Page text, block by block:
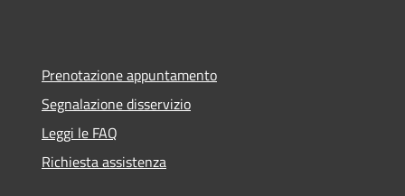
Prenotazione appuntamento
Segnalazione disservizio
Leggi le FAQ
Richiesta assistenza